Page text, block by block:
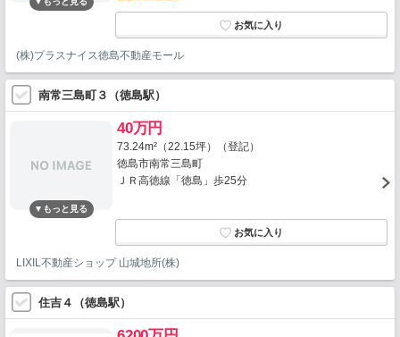
(株)プラスナイス徳島不動産モール
南常三島町３（徳島駅）
40万円
73.24m²（22.15坪）（登記）
徳島市南常三島町
ＪＲ高徳線「徳島」歩25分
LIXIL不動産ショップ 山城地所(株)
住吉４（徳島駅）